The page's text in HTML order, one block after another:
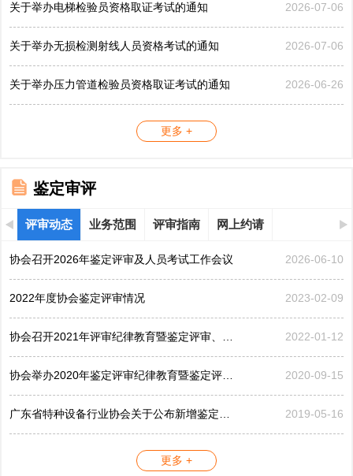
关于举办电梯检验员资格取证考试的通知 2026-07-06
关于举办无损检测射线人员资格考试的通知 2026-07-06
关于举办压力管道检验员资格取证考试的通知 2026-06-26
更多 +
鉴定审评
评审动态 业务范围 评审指南 网上约请
协会召开2026年鉴定评审及人员考试工作会议 2026-06-10
2022年度协会鉴定评审情况 2023-02-09
协会召开2021年评审纪律教育暨鉴定评审、考评工作会议 2022-01-12
协会举办2020年鉴定评审纪律教育暨鉴定评审工作会议 2020-09-15
广东省特种设备行业协会关于公布新增鉴定评审员的公告... 2019-05-16
更多 +